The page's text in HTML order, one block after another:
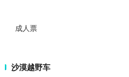
成人票
沙漠越野车